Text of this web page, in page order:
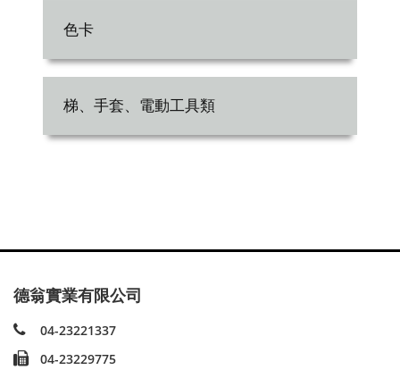
色卡
梯、手套、電動工具類
德翁實業有限公司
04-23221337
04-23229775